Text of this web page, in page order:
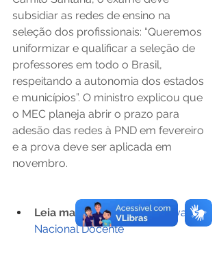
subsidiar as redes de ensino na
seleção dos profissionais: “Queremos
uniformizar e qualificar a seleção de
professores em todo o Brasil,
respeitando a autonomia dos estados
e municípios”. O ministro explicou que
o MEC planeja abrir o prazo para
adesão das redes à PND em fevereiro
e a prova deve ser aplicada em
novembro.
Leia mais: Inep aplicará Prova
Nacional Docente